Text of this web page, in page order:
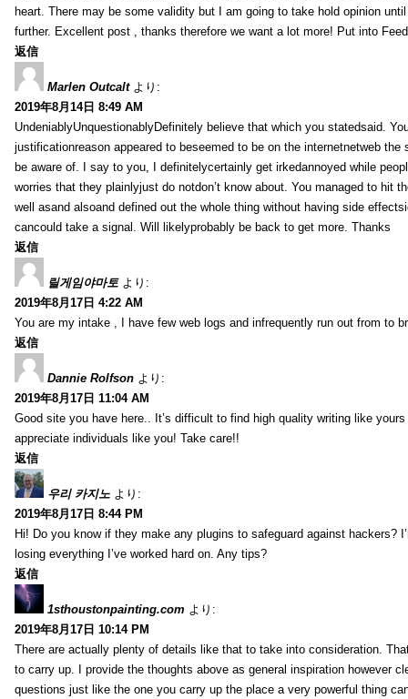
heart. There may be some validity but I am going to take hold opinion
further. Excellent post , thanks therefore we want a lot more! Put into
返信
Marlen Outcalt より:
2019年8月14日 8:49 AM
UndeniablyUnquestionablyDefinitely believe that which you statedsaid.
justificationreason appeared to beseemed to be on the internetnetweb
be aware of. I say to you, I definitelycertainly get irkedannoyed while
worries that they plainlyjust do notdon’t know about. You managed to hit
well asand alsoand defined out the whole thing without having side
cancould take a signal. Will likelyprobably be back to get more. Thanks
返信
릴게임야마토 より:
2019年8月17日 4:22 AM
You are my intake , I have few web logs and infrequently run out from to
返信
Dannie Rolfson より:
2019年8月17日 11:04 AM
Good site you have here.. It’s difficult to find high quality writing like
appreciate individuals like you! Take care!!
返信
우리 카지노 より:
2019年8月17日 8:44 PM
Hi! Do you know if they make any plugins to safeguard against hackers?
losing everything I’ve worked hard on. Any tips?
返信
1sthoustonpainting.com より:
2019年8月17日 10:14 PM
There are actually plenty of details like that to take into consideration.
to carry up. I provide the thoughts above as general inspiration however
questions just like the one you carry up the place a very powerful thing